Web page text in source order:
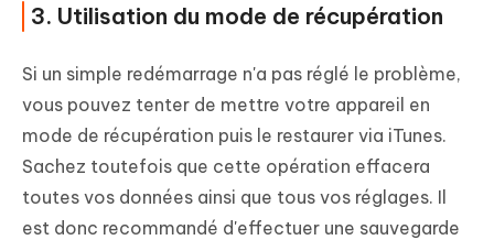
3. Utilisation du mode de récupération
Si un simple redémarrage n'a pas réglé le problème,
vous pouvez tenter de mettre votre appareil en
mode de récupération puis le restaurer via iTunes.
Sachez toutefois que cette opération effacera
toutes vos données ainsi que tous vos réglages. Il
est donc recommandé d'effectuer une sauvegarde